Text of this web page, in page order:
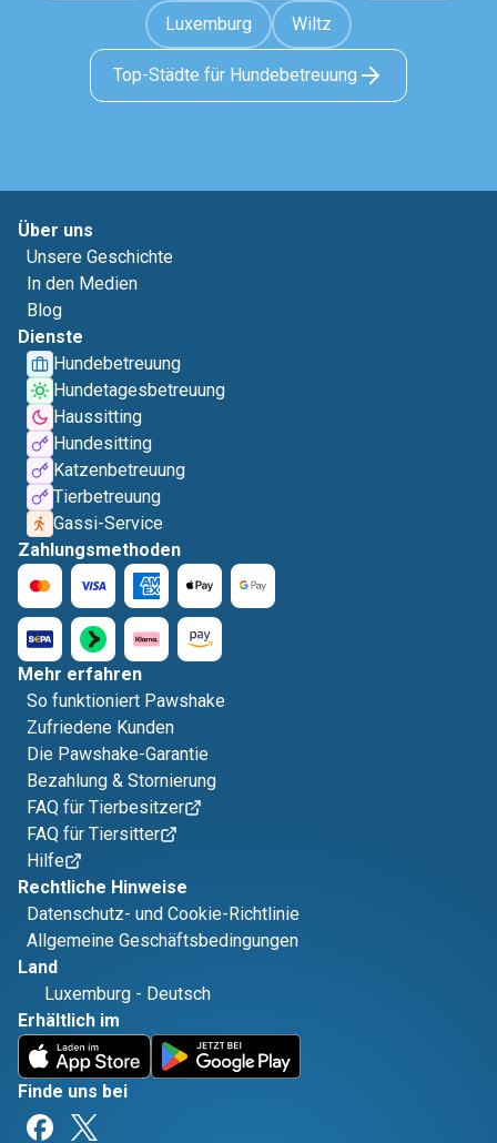
Luxemburg Wiltz
Top-Städte für Hundebetreuung
Über uns
Unsere Geschichte
In den Medien
Blog
Dienste
Hundebetreuung
Hundetagesbetreuung
Haussitting
Hundesitting
Katzenbetreuung
Tierbetreuung
Gassi-Service
Zahlungsmethoden
Mehr erfahren
So funktioniert Pawshake
Zufriedene Kunden
Die Pawshake-Garantie
Bezahlung & Stornierung
FAQ für Tierbesitzer
FAQ für Tiersitter
Hilfe
Rechtliche Hinweise
Datenschutz- und Cookie-Richtlinie
Allgemeine Geschäftsbedingungen
Land
Luxemburg - Deutsch
Erhältlich im
Finde uns bei